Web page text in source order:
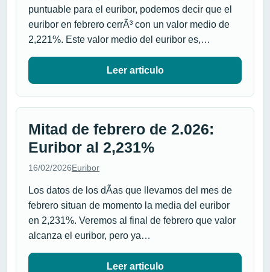
puntuable para el euribor, podemos decir que el
euribor en febrero cerrÃ³ con un valor medio de
2,221%. Este valor medio del euribor es,…
Leer articulo
Mitad de febrero de 2.026:
Euribor al 2,231%
16/02/2026Euribor
Los datos de los dÃ­as que llevamos del mes de
febrero situan de momento la media del euribor
en 2,231%. Veremos al final de febrero que valor
alcanza el euribor, pero ya…
Leer articulo